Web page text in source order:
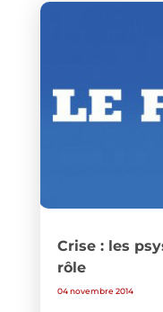
Crise : les
rôle
04 novembre 2014